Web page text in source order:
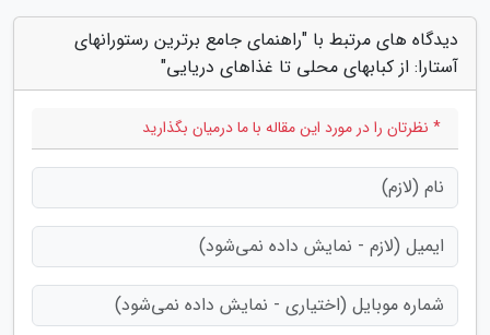
دیدگاه های مرتبط با "راهنمای جامع برترین رستورانهای
آستارا: از کبابهای محلی تا غذاهای دریایی"
* نظرتان را در مورد این مقاله با ما درمیان بگذارید